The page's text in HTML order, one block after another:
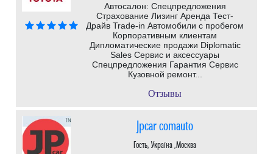
Автосалон: Спецпредложения
Страхование Лизинг Аренда Тест-
Драйв Trade-in Автомобили с пробегом
Корпоративным клиентам
Дипломатические продажи Diplomatic
Sales Сервис и аксессуары
Спецпредложения Гарантия Сервис
Кузовной ремонт...
Отзывы
Jpcar comauto
Гость, Україна ,Москва